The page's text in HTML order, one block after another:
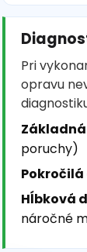
Pri
opravu
poruchy)
Hĺbková
náročné